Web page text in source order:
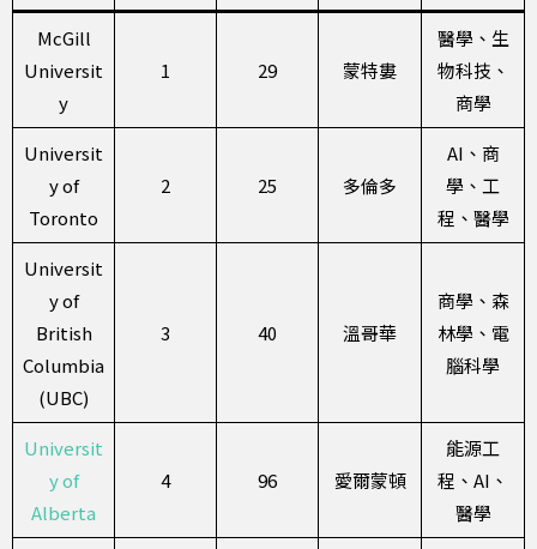
McGill
Universit
y
1 29 蒙特婁
醫學、生
物科技、
商學
Universit
y of
Toronto
2 25 多倫多
AI、商
學、工
程、醫學
Universit
y of
British
Columbia
(UBC)
3 40 溫哥華
商學、森
林學、電
腦科學
Universit
y of
Alberta
4 96 愛爾蒙頓
能源工
程、AI、
醫學